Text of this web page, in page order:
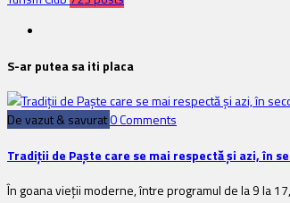
S-ar putea sa iti placa
De vazut & savurat0 Comments
Tradiții de Paște care se mai respectă și azi, în
În goana vieții moderne, între programul de la 9 la